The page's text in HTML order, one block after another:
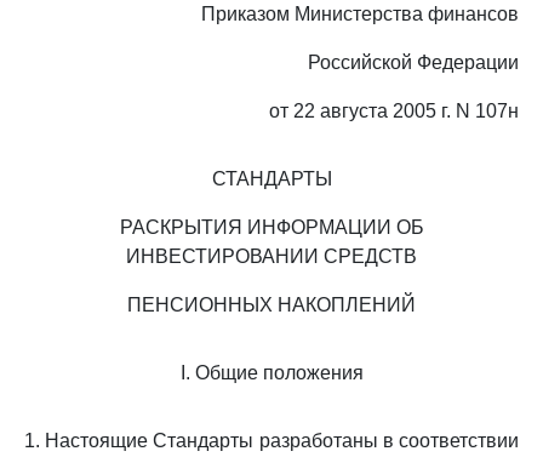
Приказом Министерства финансов
Российской Федерации
от 22 августа 2005 г. N 107н
СТАНДАРТЫ
РАСКРЫТИЯ ИНФОРМАЦИИ ОБ
ИНВЕСТИРОВАНИИ СРЕДСТВ
ПЕНСИОННЫХ НАКОПЛЕНИЙ
I. Общие положения
1. Настоящие Стандарты разработаны в соответствии